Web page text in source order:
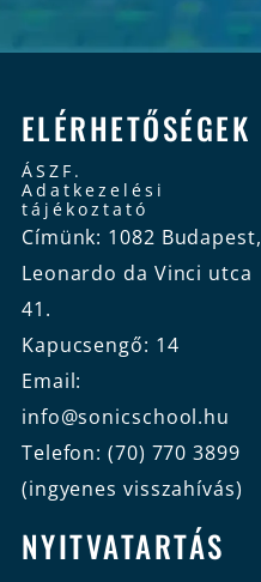
ELÉRHETŐSÉGEK
ÁSZF.
Adatkezelési
tájékoztató
Címünk: 1082 Budapest,
Leonardo da Vinci utca
41.
Kapucsengő: 14
Email:
info@sonicschool.hu
Telefon: (70) 770 3899
(ingyenes visszahívás)
NYITVATARTÁS